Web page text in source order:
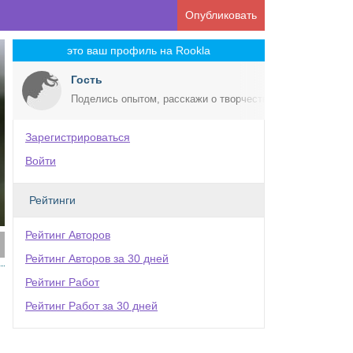
Опубликовать
это ваш профиль на Rookla
Гость
Поделись опытом, расскажи о творчестве!
Зарегистрироваться
Войти
Рейтинги
Рейтинг Авторов
Рейтинг Авторов за 30 дней
Рейтинг Работ
Рейтинг Работ за 30 дней